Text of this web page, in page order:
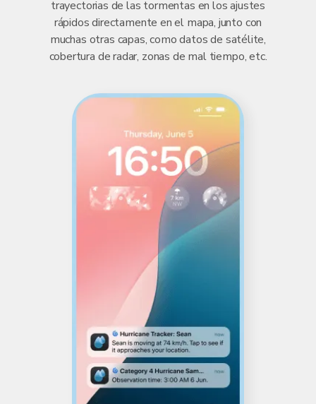
trayectorias de las tormentas en los ajustes
rápidos directamente en el mapa, junto con
muchas otras capas, como datos de satélite,
cobertura de radar, zonas de mal tiempo, etc.